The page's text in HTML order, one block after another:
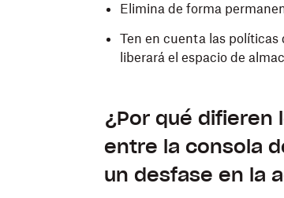
Elimina de forma
Ten en cuenta las políticas
liberará el espacio de
¿Por qué difieren
entre la consola
un desfase en la